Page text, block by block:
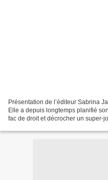
Présentation de l’éditeur Sabrina
Elle a depuis longtemps planifié
fac de droit et décrocher un super-